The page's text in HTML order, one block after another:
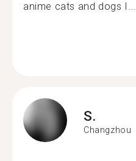
anime cats and dogs I...
S.
Changzhou